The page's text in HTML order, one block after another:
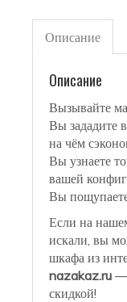
Описание
Описание
Вызывайте
Вы зададите
на чём
Вы узнаете
вашей
Вы
Если на
искали, вы
шкафа из
nazakaz.ru —
скидкой!